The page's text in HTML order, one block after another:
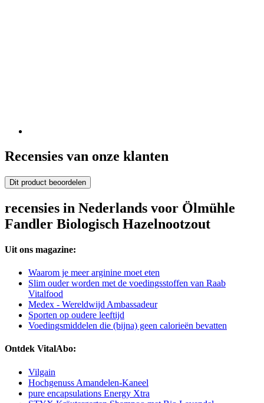
Recensies van onze klanten
Dit product beoordelen
recensies in Nederlands voor Ölmühle
Fandler Biologisch Hazelnootzout
Uit ons magazine:
Waarom je meer arginine moet eten
Slim ouder worden met de voedingsstoffen van Raab
Vitalfood
Medex - Wereldwijd Ambassadeur
Sporten op oudere leeftijd
Voedingsmiddelen die (bijna) geen calorieën bevatten
Ontdek VitalAbo:
Vilgain
Hochgenuss Amandelen-Kaneel
pure encapsulations Energy Xtra